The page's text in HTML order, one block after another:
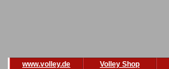
www.volley.de Volley Shop